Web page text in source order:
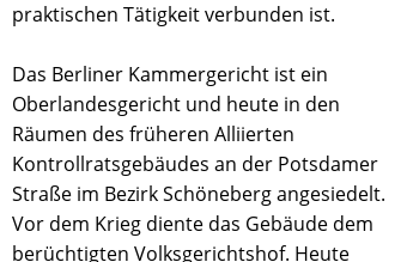
praktischen Tätigkeit verbunden ist.
Das Berliner Kammergericht ist ein
Oberlandesgericht und heute in den
Räumen des früheren Alliierten
Kontrollratsgebäudes an der Potsdamer
Straße im Bezirk Schöneberg angesiedelt.
Vor dem Krieg diente das Gebäude dem
berüchtigten Volksgerichtshof. Heute